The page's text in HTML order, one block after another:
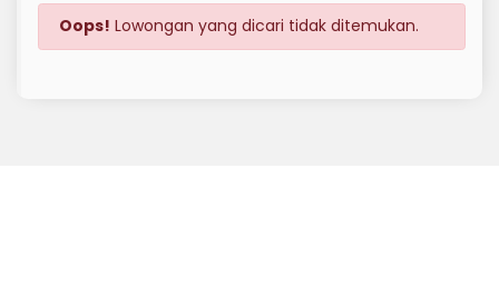
Oops! Lowongan yang dicari tidak ditemukan.